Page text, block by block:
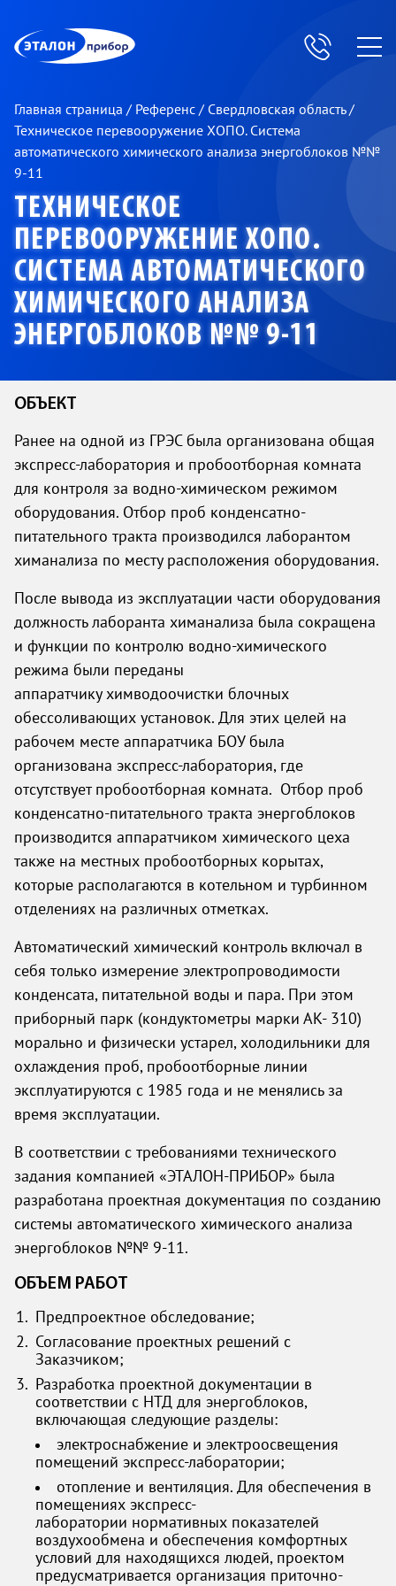
Главная страница / Референс / Свердловская область/
Техническое перевооружение ХОПО. Система
автоматического химического анализа энергоблоков №№
9-11
ТЕХНИЧЕСКОЕ
ПЕРЕВООРУЖЕНИЕ ХОПО.
СИСТЕМА АВТОМАТИЧЕСКОГО
ХИМИЧЕСКОГО АНАЛИЗА
ЭНЕРГОБЛОКОВ №№ 9-11
ОБЪЕКТ
Ранее на одной из ГРЭС была организована общая
экспресс-лаборатория и пробоотборная комната
для контроля за водно-химическом режимом
оборудования. Отбор проб конденсатно-
питательного тракта производился лаборантом
химанализа по месту расположения оборудования.
После вывода из эксплуатации части оборудования
должность лаборанта химанализа была сокращена
и функции по контролю водно-химического
режима были переданы
аппаратчику химводоочистки блочных
обессоливающих установок. Для этих целей на
рабочем месте аппаратчика БОУ была
организована экспресс-лаборатория, где
отсутствует пробоотборная комната. Отбор проб
конденсатно-питательного тракта энергоблоков
производится аппаратчиком химического цеха
также на местных пробоотборных корытах,
которые располагаются в котельном и турбинном
отделениях на различных отметках.
Автоматический химический контроль включал в
себя только измерение электропроводимости
конденсата, питательной воды и пара. При этом
приборный парк (кондуктометры марки АК- 310)
морально и физически устарел, холодильники для
охлаждения проб, пробоотборные линии
эксплуатируются с 1985 года и не менялись за
время эксплуатации.
В соответствии с требованиями технического
задания компанией «ЭТАЛОН-ПРИБОР» была
разработана проектная документация по созданию
системы автоматического химического анализа
энергоблоков №№ 9-11.
ОБЪЕМ РАБОТ
Предпроектное обследование;
Согласование проектных решений с
Заказчиком;
Разработка проектной документации в
соответствии с НТД для энергоблоков,
включающая следующие разделы:
электроснабжение и электроосвещения
помещений экспресс-лаборатории;
отопление и вентиляция. Для обеспечения в
помещениях экспресс-
лаборатории нормативных показателей
воздухообмена и обеспечения комфортных
условий для находящихся людей, проектом
предусматривается организация приточно-